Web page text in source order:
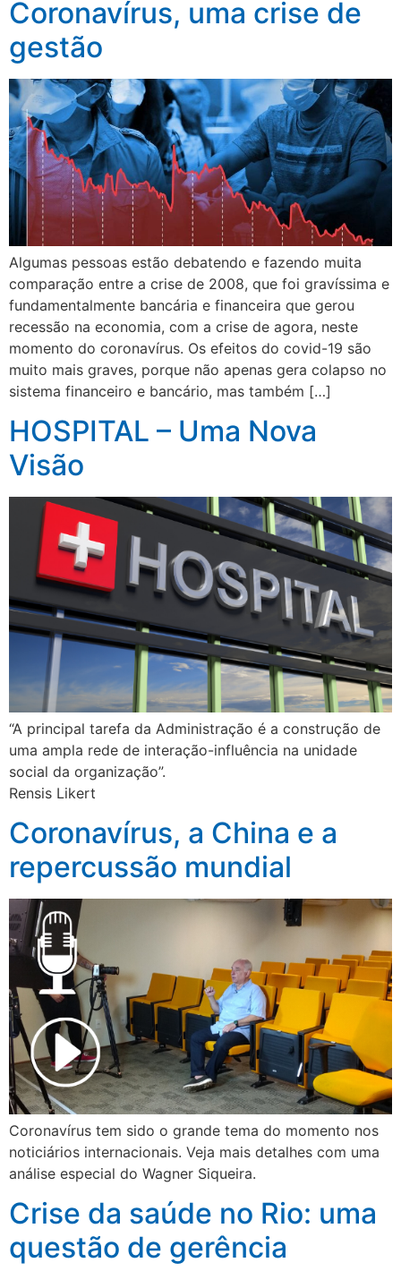
Coronavírus, uma crise de
gestão
Algumas pessoas estão debatendo e fazendo muita
comparação entre a crise de 2008, que foi gravíssima e
fundamentalmente bancária e financeira que gerou
recessão na economia, com a crise de agora, neste
momento do coronavírus. Os efeitos do covid-19 são
muito mais graves, porque não apenas gera colapso no
sistema financeiro e bancário, mas também […]
HOSPITAL – Uma Nova
Visão
“A principal tarefa da Administração é a construção de
uma ampla rede de interação-influência na unidade
social da organização”.
Rensis Likert
Coronavírus, a China e a
repercussão mundial
Coronavírus tem sido o grande tema do momento nos
noticiários internacionais. Veja mais detalhes com uma
análise especial do Wagner Siqueira.
Crise da saúde no Rio: uma
questão de gerência